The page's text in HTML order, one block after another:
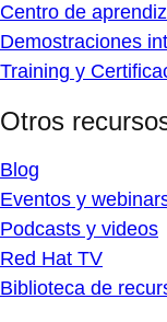
Centro de
Demostraciones
Training y
Otros
Blog
Eventos y
Podcasts y videos
Red Hat TV
Biblioteca de